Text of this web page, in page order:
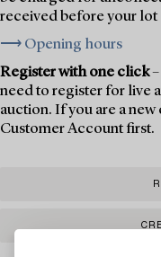
received before your lot
⟶ Opening hours
Register with one click–
need to register for live
auction. If you are a
Customer Account first.